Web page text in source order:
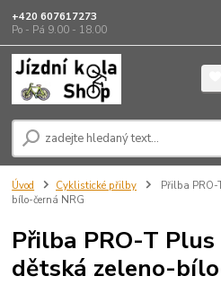
+420 607617273
Po - Pá 9.00 - 18.00
Úvod Cyklistické přilby
Přilba PRO-
bílo-černá NRG
Přilba PRO-T
dětská zeleno-